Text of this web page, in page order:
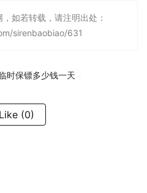
如若转载，请注明出处：
sirenbaobiao/631
时保镖多少钱一天
(0)